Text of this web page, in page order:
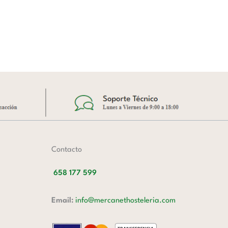
Contacto
658 177 599
Email: info@mercanethosteleria.com